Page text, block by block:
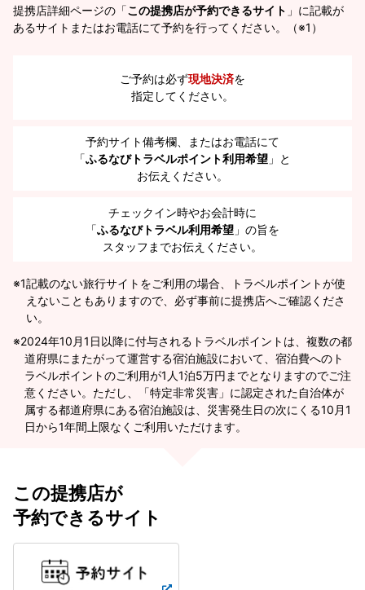
提携店詳細ページの「この提携店が予約できるサイト 」に記載が
あるサイトまたはお電話にて予約を行ってください。（※1）
ご予約は必ず現地決済を
指定してください。
予約サイト備考欄、またはお電話にて
「ふるなびトラベルポイント利用希望 」と
お伝えください。
チェックイン時やお会計時に
「ふるなびトラベル利用希望 」の旨を
スタッフまでお伝えください。
※1記載のない旅行サイトをご利用の場合、トラベルポイントが使
えないこともありますので、必ず事前に提携店へご確認くださ
い。
2024年10月1日以降に付与されるトラベルポイントは、複数の都
道府県にまたがって運営する宿泊施設において、宿泊費へのト
ラベルポイントのご利用が1人1泊5万円までとなりますのでご注
意ください。ただし、「特定非常災害」に認定された自治体が
属する都道府県にある宿泊施設は、災害発生日の次にくる10月1
日から1年間上限なくご利用いただけます。
この提携店が
予約できるサイト